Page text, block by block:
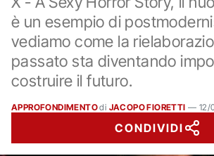
è un esempio di
vediamo come la
passato sta diventando
costruire il futuro.
APPROFONDIMENTOdi JACOPO FIORETTI — 12/
CONDIVIDI